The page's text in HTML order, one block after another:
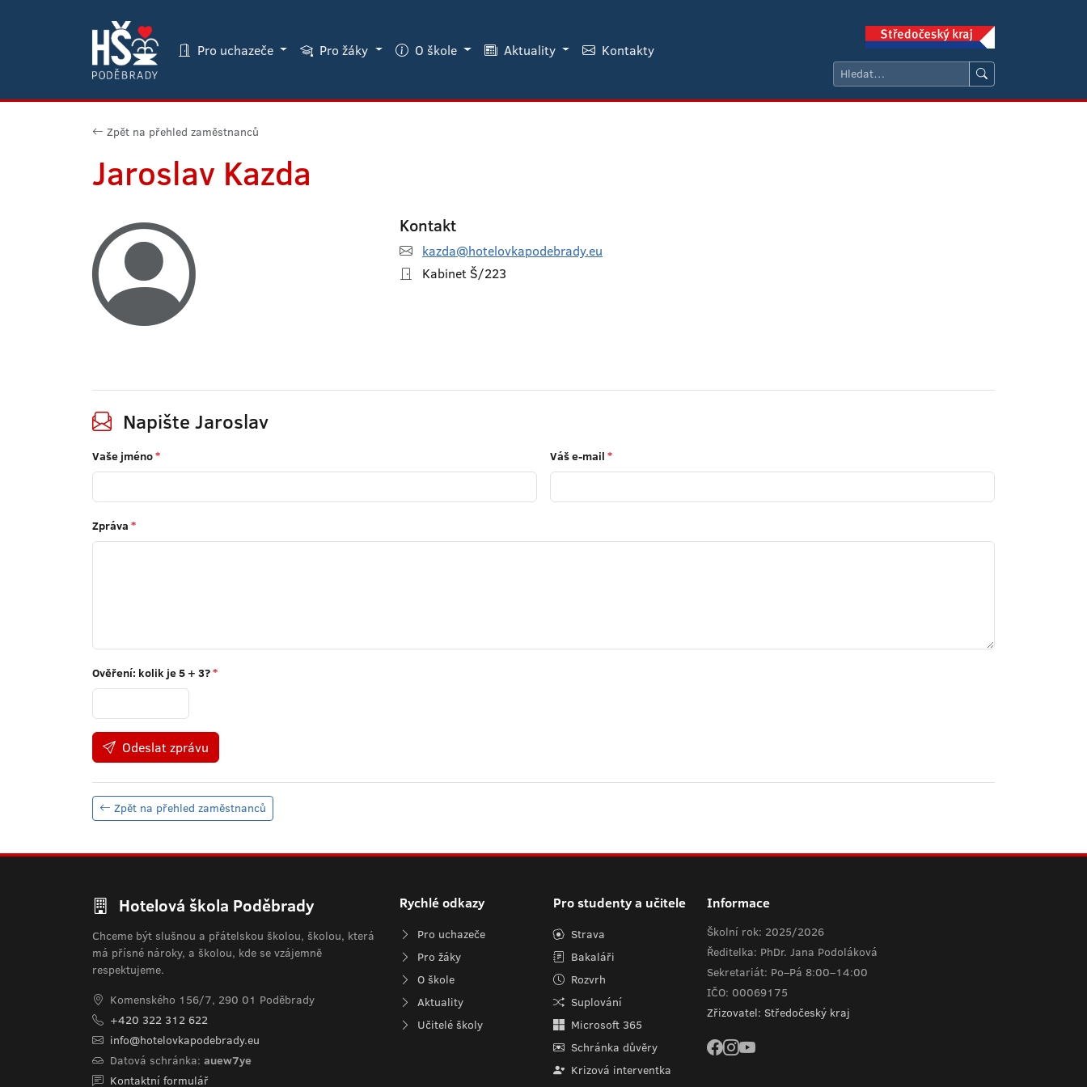
Pro uchazeče Pro žáky O škole Aktuality Kontakty
Zpět na přehled zaměstnanců
Jaroslav Kazda
Kontakt
kazda@hotelovkapodebrady.eu
Kabinet Š/223
Napište Jaroslav
Vaše jméno* Váš e-mail *
Zpráva *
Ověření: kolik je5 + 3?*
Odeslat zprávu
Zpět na přehled zaměstnanců
Hotelová škola Poděbrady
Chceme být slušnou a přátelskou školou, školou, která
má přísné nároky, a školou, kde se vzájemně
respektujeme.
Komenského 156/7, 290 01 Poděbrady
+420 322 312 622
info@hotelovkapodebrady.eu
Datová schránka: auew7ye
Kontaktní formulář
Rychlé odkazy
Pro uchazeče
Pro žáky
O škole
Aktuality
Učitelé školy
Pro studenty a učitele
Strava
Bakaláři
Rozvrh
Suplování
Microsoft 365
Schránka důvěry
Krizová interventka
Informace
Školní rok: 2025/2026
Ředitelka: PhDr. Jana Podoláková
Sekretariát: Po–Pá 8:00–14:00
IČO: 00069175
Zřizovatel: Středočeský kraj